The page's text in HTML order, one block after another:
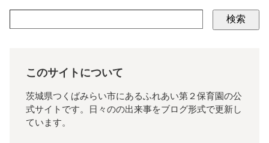
検索
このサイトについて
茨城県つくばみらい市にあるふれあい第２保育園の公
式サイトです。日々のの出来事をブログ形式で更新し
ています。